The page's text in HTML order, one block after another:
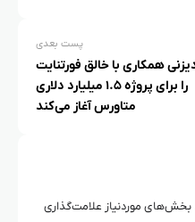
پست بعدی
همکاری با خالق فورتنایت
را برای پروژه ۱.۵ میلیارد دلاری
متاورس آغاز می‌کند
بخش‌های موردنیاز علامت‌گذاری